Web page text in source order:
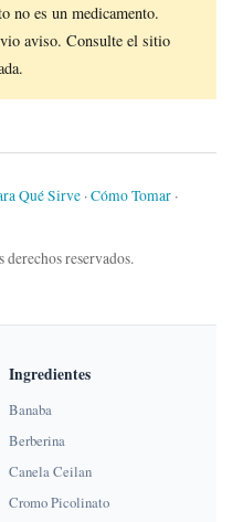
no es un medicamento.
aviso. Consulte el sitio
Qué Sirve ·Cómo Tomar ·
reservados.
Ingredientes
Banaba
Berberina
Canela Ceilan
Cromo Picolinato